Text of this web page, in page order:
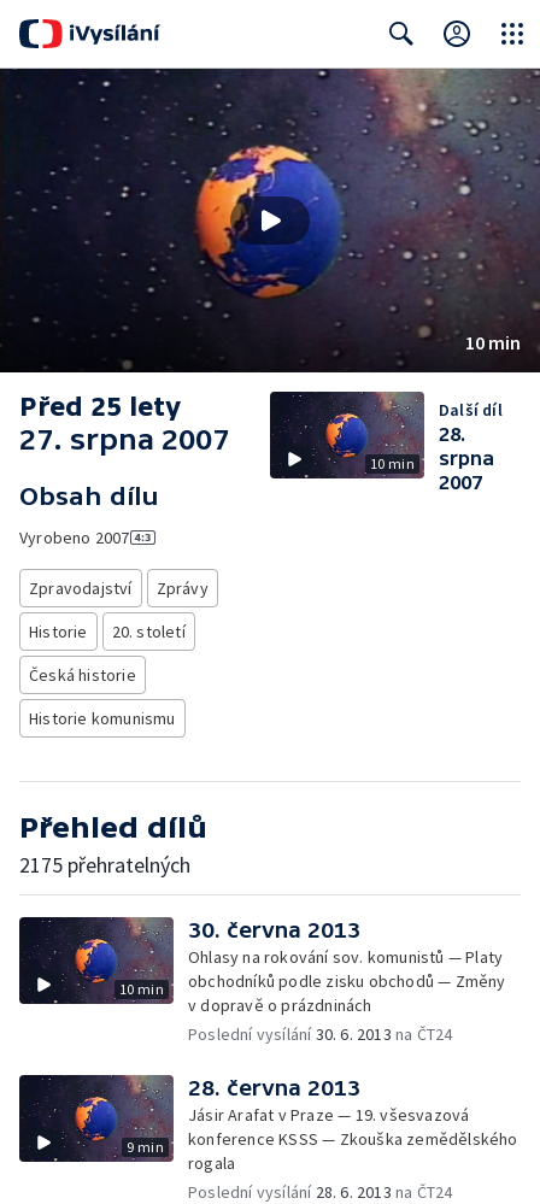
Search Close
10 min
Před 25 lety
27. srpna 2007
Obsah dílu
Vyrobeno 2007
Zpravodajství
Zprávy
Historie
20. století
Česká historie
Historie komunismu
10 min
Další díl
28.
srpna
2007
Přehled dílů
2175 přehratelných
10 min
30. června 2013
Ohlasy na rokování sov. komunistů — Platy
obchodníků podle zisku obchodů — Změny
v dopravě o prázdninách
Poslední vysílání30. 6. 2013 na ČT24
9 min
28. června 2013
Jásir Arafat v Praze — 19. všesvazová
konference KSSS — Zkouška zemědělského
rogala
Poslední vysílání 28. 6. 2013 na ČT24